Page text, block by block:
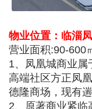
物业位置：临淄
营业面积:90-600
1、凤凰城商业属
高端社区方正凤
德隆商场，现有
2、原著商业紧